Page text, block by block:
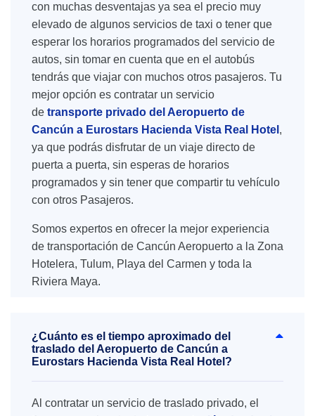
con muchas desventajas ya sea el precio muy
elevado de algunos servicios de taxi o tener que
esperar los horarios programados del servicio de
autos, sin tomar en cuenta que en el autobús
tendrás que viajar con muchos otros pasajeros. Tu
mejor opción es contratar un servicio
de transporte privado del Aeropuerto de
Cancún a Eurostars Hacienda Vista Real Hotel ,
ya que podrás disfrutar de un viaje directo de
puerta a puerta, sin esperas de horarios
programados y sin tener que compartir tu vehículo
con otros Pasajeros.
Somos expertos en ofrecer la mejor experiencia
de transportación de Cancún Aeropuerto a la Zona
Hotelera, Tulum, Playa del Carmen y toda la
Riviera Maya.
¿Cuánto es el tiempo aproximado del
traslado del Aeropuerto de Cancún a
Eurostars Hacienda Vista Real Hotel?
Al contratar un servicio de traslado privado, el